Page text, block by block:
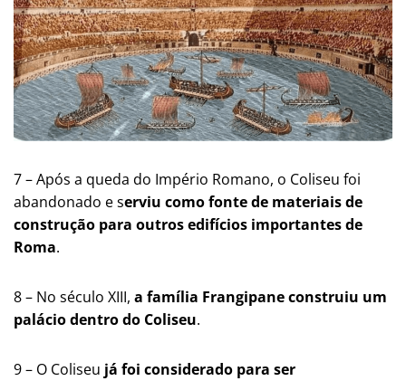
7 – Após a queda do Império Romano, o Coliseu foi
abandonado e serviu como fonte de materiais de
construção para outros edifícios importantes de
Roma​​.
8 – No século XIII, a família Frangipane construiu um
palácio dentro do Coliseu​​.
9 – O Coliseu já foi considerado para ser